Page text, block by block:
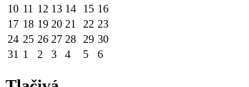
10 11 12 13 14 15 16
17 18 19 20 21 22 23
24 25 26 27 28 29 30
31 1 2 3 4 5 6